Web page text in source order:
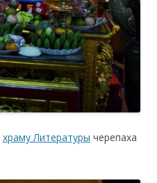
храму Литературы черепаха